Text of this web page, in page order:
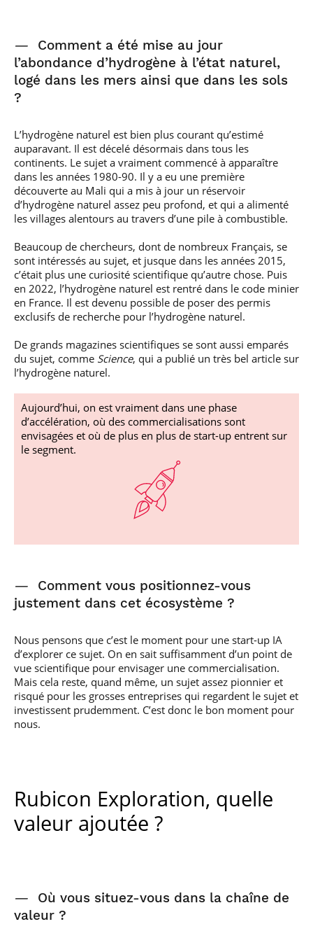
—
Comment a été mise au jour
l’abondance d’hydrogène à l’état naturel,
logé dans les mers ainsi que dans les sols
?
L’hydrogène naturel est bien plus courant qu’estimé
auparavant. Il est décelé désormais dans tous les
continents. Le sujet a vraiment commencé à apparaître
dans les années 1980-90. Il y a eu une première
découverte au Mali qui a mis à jour un réservoir
d’hydrogène naturel assez peu profond, et qui a alimenté
les villages alentours au travers d’une pile à combustible.
Beaucoup de chercheurs, dont de nombreux Français, se
sont intéressés au sujet, et jusque dans les années 2015,
c’était plus une curiosité scientifique qu’autre chose. Puis
en 2022, l’hydrogène naturel est rentré dans le code minier
en France. Il est devenu possible de poser des permis
exclusifs de recherche pour l’hydrogène naturel.
De grands magazines scientifiques se sont aussi emparés
du sujet, comme Science, qui a publié un très bel article sur
l’hydrogène naturel.
Aujourd’hui, on est vraiment dans une phase
d’accélération, où des commercialisations sont
envisagées et où de plus en plus de start-up entrent sur
le segment.
—
Comment vous positionnez-vous
justement dans cet écosystème ?
Nous pensons que c’est le moment pour une start-up IA
d’explorer ce sujet. On en sait suffisamment d’un point de
vue scientifique pour envisager une commercialisation.
Mais cela reste, quand même, un sujet assez pionnier et
risqué pour les grosses entreprises qui regardent le sujet et
investissent prudemment. C’est donc le bon moment pour
nous.
Rubicon Exploration, quelle
valeur ajoutée ?
—
Où vous situez-vous dans la chaîne de
valeur ?